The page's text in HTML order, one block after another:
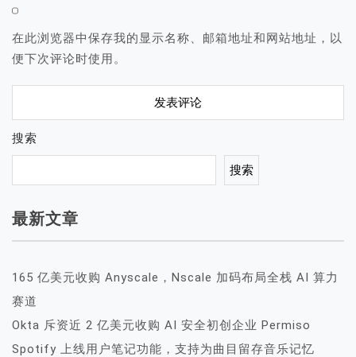
在此浏览器中保存我的显示名称、邮箱地址和网站地址，以
便下次评论时使用。
搜索
搜索
最新文章
165 亿美元收购 Anyscale，Nscale 加码布局全栈 AI 算力
赛道
Okta 斥资近 2 亿美元收购 AI 安全初创企业 Permiso
Spotify 上线用户笔记功能，支持为曲目留存音乐记忆